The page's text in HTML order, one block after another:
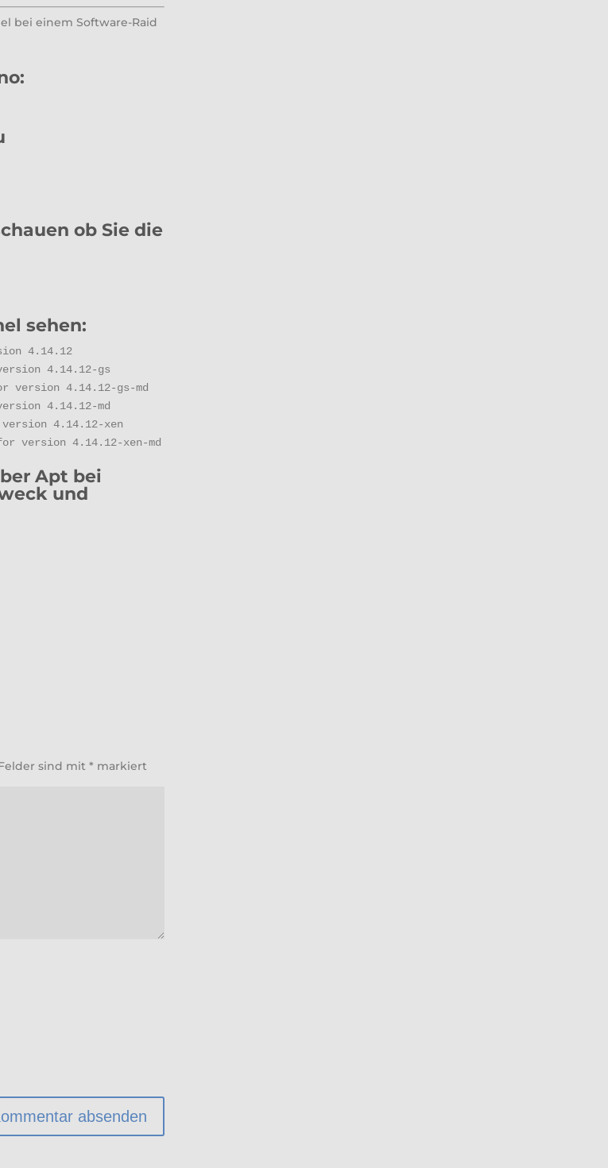
bei einem Software-Raid
ob Sie die
sehen:
4.14.12
4.14.12-gs
version 4.14.12-gs-md
4.14.12-md
4.14.12-xen
version 4.14.12-xen-md
Apt bei
und
sind mit* markiert